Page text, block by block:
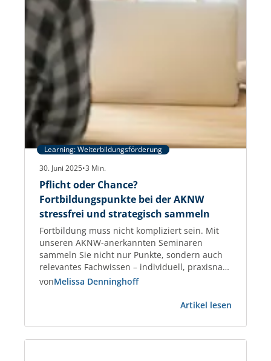
Learning: Weiterbildungsförderung
30. Juni 2025•3 Min.
Pflicht oder Chance?
Fortbildungspunkte bei der AKNW
stressfrei und strategisch sammeln
Fortbildung muss nicht kompliziert sein. Mit
unseren AKNW-anerkannten Seminaren
sammeln Sie nicht nur Punkte, sondern auch
relevantes Fachwissen – individuell, praxisnah
und garantiert anerkannt. Fortbildungspunkte
praxisnah, planbar, anerkannt Als Architektin
nicht nur für Ihre Projekte, sondern auch für
Ihre fachliche Qualifikation. Die regelmäßige
vonMelissa Denninghoff
Artikel lesen
oder
Chance?